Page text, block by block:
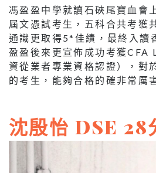
馮盈盈中學就讀石硤尾寶血會
屆文憑試考生，五科合共考獲
通識更取得5*佳績，最終入讀
盈盈後來更宣佈成功考獲CFA
資從業者專業資格認證），對
的考生，能夠合格的確非常厲
沈殷怡 DSE 28